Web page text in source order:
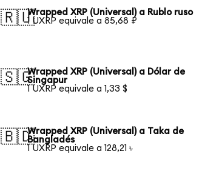
🇷🇺Wrapped XRP (Universal) a Rublo ruso
1 UXRP equivale a 85,68 ₽
🇸🇬Wrapped XRP (Universal) a Dólar de
Singapur
1 UXRP equivale a 1,33 $
🇧🇩Wrapped XRP (Universal) a Taka de
Bangladés
1 UXRP equivale a 128,21 ৳